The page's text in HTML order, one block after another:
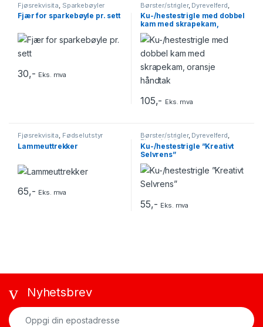
Fjøsrekvisita Sparkebøyler
Fjær for sparkebøyle pr. sett
30,- Eks. mva
Børster/strigler, Dyrevelferd
Fjøsrekvisita
Ku-/hestestrigle med dobbel
kam med skrapekam,
oransje håndtak
105,- Eks. mva
Fjøsrekvisita, Fødselutstyr
Lammeuttrekker
65,- Eks. mva
Børster/strigler, Dyrevelferd,
Fjøsrekvisita
Ku-/hestestrigle ”Kreativt
Selvrens”
55,- Eks. mva
Nyhetsbrev